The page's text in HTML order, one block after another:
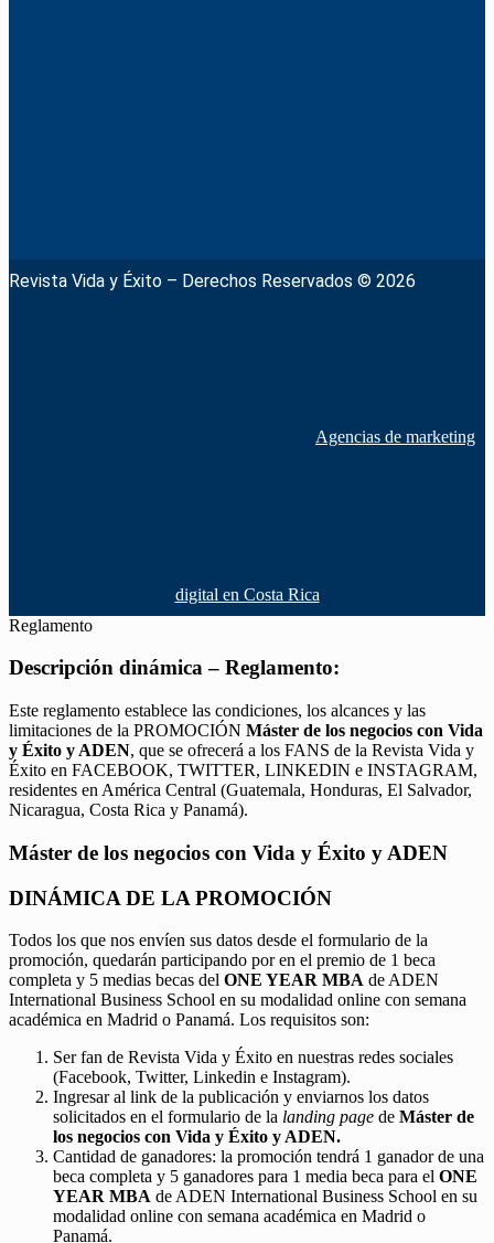
Revista Vida y Éxito – Derechos Reservados © 2026
Agencias de marketing
digital en Costa Rica
Reglamento
Descripción dinámica – Reglamento:
Este reglamento establece las condiciones, los alcances y las
limitaciones de la PROMOCIÓN Máster de los negocios con Vida
y Éxito y ADEN, que se ofrecerá a los FANS de la Revista Vida y
Éxito en FACEBOOK, TWITTER, LINKEDIN e INSTAGRAM,
residentes en América Central (Guatemala, Honduras, El Salvador,
Nicaragua, Costa Rica y Panamá).
Máster de los negocios con Vida y Éxito y ADEN
DINÁMICA DE LA PROMOCIÓN
Todos los que nos envíen sus datos desde el formulario de la
promoción, quedarán participando por en el premio de 1 beca
completa y 5 medias becas del ONE YEAR MBA de ADEN
International Business School en su modalidad online con semana
académica en Madrid o Panamá. Los requisitos son:
Ser fan de Revista Vida y Éxito en nuestras redes sociales
(Facebook, Twitter, Linkedin e Instagram).
Ingresar al link de la publicación y enviarnos los datos
solicitados en el formulario de la landing page de Máster de
los negocios con Vida y Éxito y ADEN.
Cantidad de ganadores: la promoción tendrá 1 ganador de una
beca completa y 5 ganadores para 1 media beca para el ONE
YEAR MBA de ADEN International Business School en su
modalidad online con semana académica en Madrid o
Panamá.